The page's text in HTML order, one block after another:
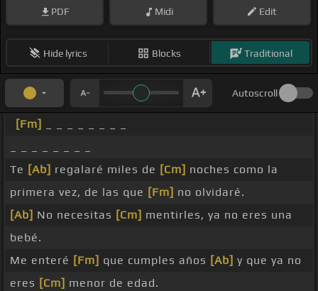
PDF Midi Edit
Hide lyrics Blocks Traditional
Autoscroll
[Fm]
Te [Ab] regalaré miles de [Cm] noches como la
primera vez, de las que [Fm] no olvidaré.
[Ab] No necesitas [Cm] mentirles, ya no eres una
bebé.
Me enteré [Fm] que cumples años [Ab] y que ya no
eres [Cm] menor de edad.